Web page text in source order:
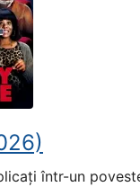
într-un